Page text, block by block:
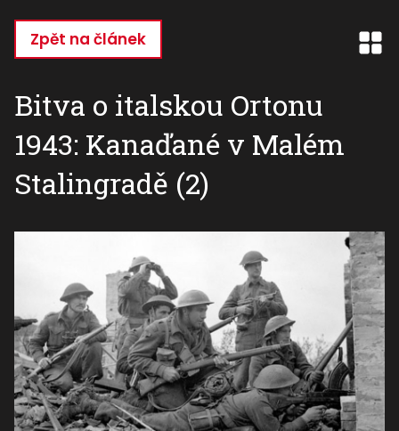
hlavnímu
Zpět na článek
Bitva o italskou Ortonu
1943: Kanaďané v Malém
Stalingradě (2)